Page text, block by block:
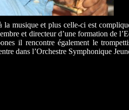
la musique et plus celle-ci est
et directeur d’une formation de
il rencontre également le
dans l’Orchestre Symphonique